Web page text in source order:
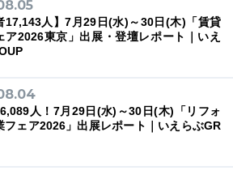
17,143人】7月29日(水)～30日(木)「賃貸
ア2026東京」出展・登壇レポート｜いえ
人！7月29日(水)～30日(木)「リフォ
フェア2026」出展レポート｜いえらぶGR